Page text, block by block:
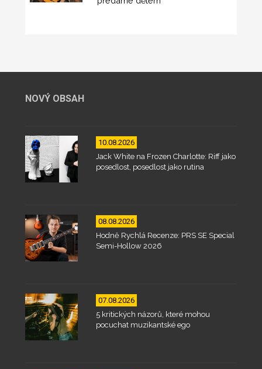
NOVÝ OBSAH
10.08.2026
Jack White na Frozen Charlotte: Riff jako
posedlost, posedlost jako rutina
08.08.2026
Hodně Rychlá Recenze: PRS SE Special
Semi-Hollow 2026
07.08.2026
5 kritických názorů, které mohou
pocuchat muzikantské ego